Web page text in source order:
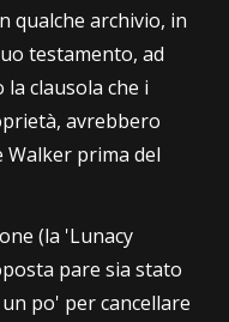
qualche archivio, in
testamento, ad
clausola che i
avrebbero
prima del
(la 'Lunacy
pare sia stato
po' per cancellare